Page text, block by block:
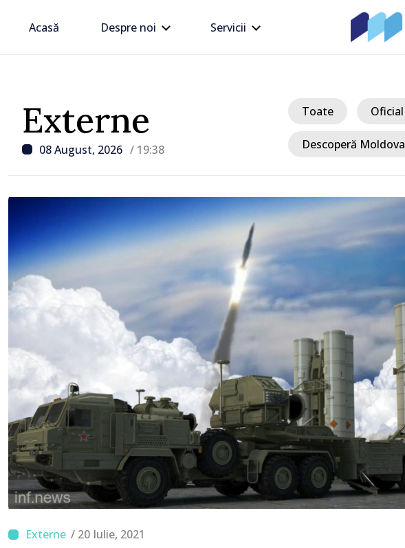
Acasă Despre noi Servicii
Externe
08 August, 2026 / 19:38
Toate Oficial
Descoperă Moldova
/ 20 Iulie, 2021
/ Acum 1 oră
Zelenski a discutat cu Vucic despre
energie, securitate și Uniunea
Europeană, în prima sa vizită în
Serbia